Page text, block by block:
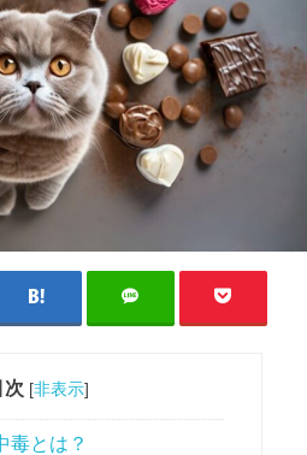
次 [非表示]
毒とは？